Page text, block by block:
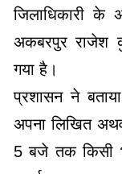
जिलाधिकारी के
अकबरपुर राजेश
गया है।
प्रशासन ने
अपना लिखित
5 बजे तक किसी